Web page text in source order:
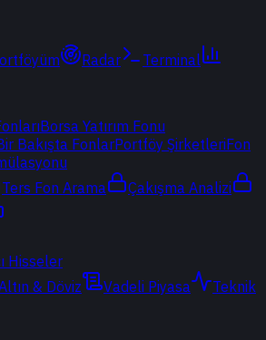
Radar
Terminal
Borsa Yatırım Fonu
Bakışta FonlarPortföy ŞirketleriFon
Ters Fon Arama
Çakışma Analizi
Hisseler
& Döviz Vadeli Piyasa
Teknik